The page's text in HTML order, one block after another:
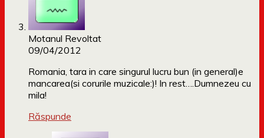
Motanul Revoltat
09/04/2012
Romania, tara in care singurul lucru bun (in general)e
mancarea(si corurile muzicale:)! In rest….Dumnezeu cu
mila!
Răspunde